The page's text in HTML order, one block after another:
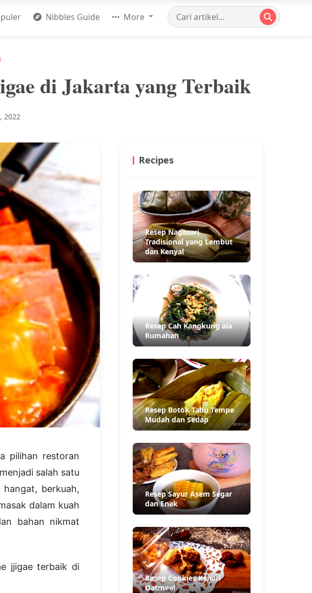
Nibbles Guide More
di Jakarta yang Terbaik
2022
pilihan restoran
salah satu
berkuah,
dalam kuah
bahan nikmat
jjigae terbaik di
Recipes
Resep Nagasari
Tradisional yang Lembut
dan Kenyal
Resep Cah Kangkung ala
Rumahan
Resep Botok Tahu Tempe
Mudah dan Sedap
Resep Sayur Asem Segar
dan Enak
Resep Cookies Kenari
Oatmeal